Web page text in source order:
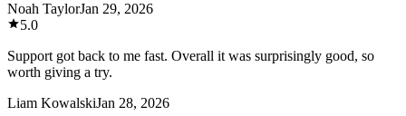
Noah TaylorJan 29, 2026
5.0
Support got back to me fast. Overall it was surprisingly good, so
worth giving a try.
Liam KowalskiJan 28, 2026